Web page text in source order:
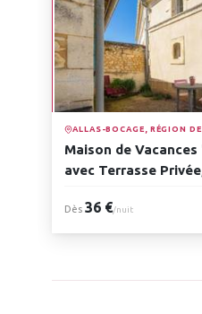
ALLAS-BOCAGE, RÉGION
Maison de Vacances
avec Terrasse
Dès 36 €/nuit